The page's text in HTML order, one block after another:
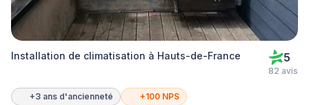
Installation de climatisation à Hauts-de-France 5
82 avis
+3 ans d'ancienneté +100 NPS